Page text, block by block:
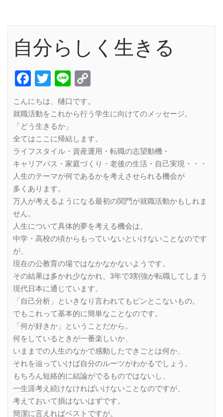
自分らしく生きる
Facebook
Twitter
Line
こんにちは、樋口です。
就職活動をこれから行う学生に向けてのメッセージ。
「どう生きるか」
全てはここに帰結します。
ライフスタイル・資産運用・転職の志望動機・
キャリアパス・家庭づくり・老後の生活・自己実現・・・
人生のテーマが何であるかを考えさせられる機会が
多くあります。
万人が考えるようになる最初の関門が就職活動かもしれま
せん。
人生について具体的夢を考える機会は、
中学・高校の頃からもっていないといけないことなのです
が、
現在の公教育の場ではなかなかないようです。
その結果は多かれ少なかれ、3年で3割強が転職してしまう
現代日本に通じています。
「自己分析」といきなり言われてもピンとこないもの。
でもこれって基本的に簡単なことなのです。
「何が好きか」ということだから。
何をしているときが一番楽しいか、
いままでの人生のなかで感動したできごとは何か、
それを辿っていけば自分のルーツがわかるでしょう。
もちろん短絡的に結論がでるものではないし、
一生涯考え続けなければいけないことなのですが、
考えておいて損はないはずです。
簡潔に言えればベストですが。